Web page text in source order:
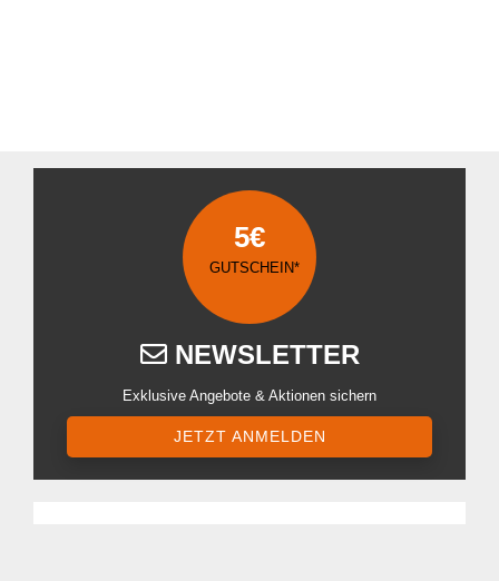
5€
GUTSCHEIN*
NEWSLETTER
Exklusive Angebote & Aktionen sichern
JETZT ANMELDEN